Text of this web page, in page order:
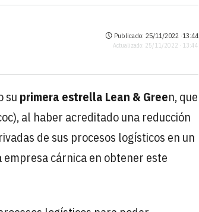
Publicado: 25/11/2022 ·13:44
Actualizado: 25/11/2022 · 13:44
su primera estrella Lean & Green, que
al haber acreditado una reducción
de sus procesos logísticos en un
cárnica en obtener este